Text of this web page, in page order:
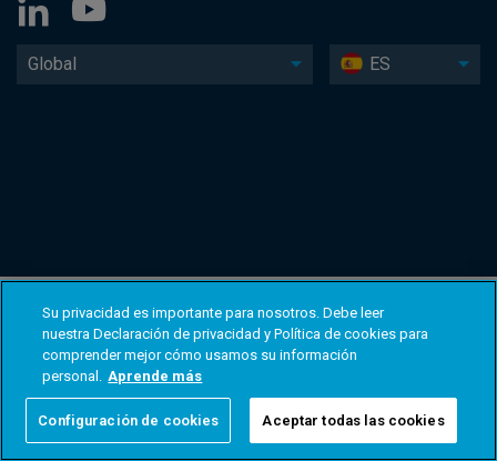
Global ES
Su privacidad es importante para nosotros. Debe leer
nuestra Declaración de privacidad y Política de cookies para
comprender mejor cómo usamos su información
personal. Aprende más
Configuración de cookies Aceptar todas las cookies